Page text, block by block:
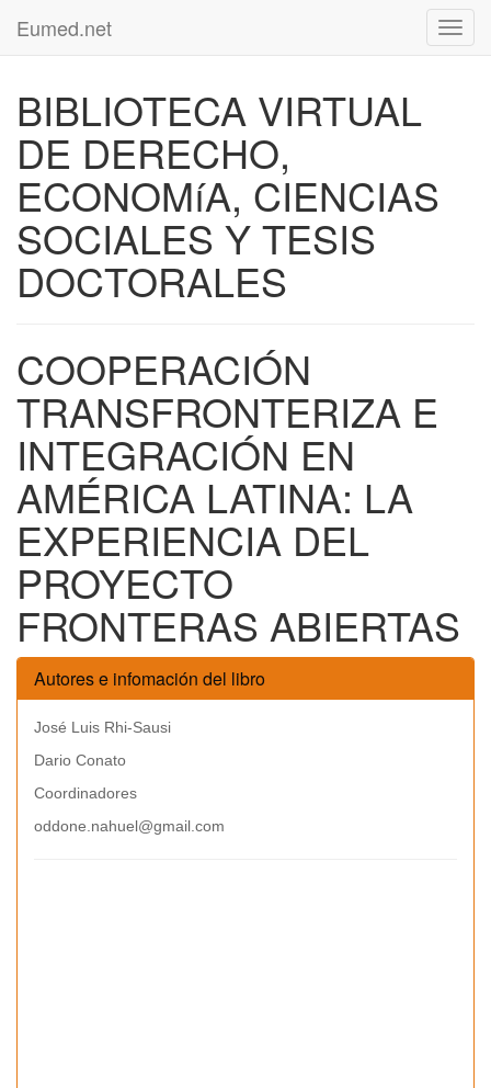
Eumed.net
BIBLIOTECA VIRTUAL
DE DERECHO,
ECONOMíA, CIENCIAS
SOCIALES Y TESIS
DOCTORALES
COOPERACIÓN
TRANSFRONTERIZA E
INTEGRACIÓN EN
AMÉRICA LATINA: LA
EXPERIENCIA DEL
PROYECTO
FRONTERAS ABIERTAS
Autores e infomación del libro
José Luis Rhi-Sausi
Dario Conato
Coordinadores
oddone.nahuel@gmail.com